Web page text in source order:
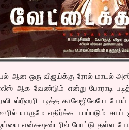
ஆன ஒரு விஜய்க்கு ரோல் மாடல்
ஆக வேண்டும் என்று போராடி
ஏஸி ஸ்ரீஹரி படித்த காலேஜிலேயே
யாருமே எதிர்க்க பயப்படும் சாய்
என்கவுண்டரில் போட்டு தள்ள